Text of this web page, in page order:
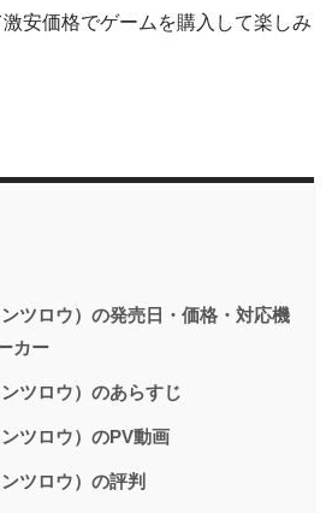
安価格でゲームを購入して楽しみ
ツロウ）の発売日・価格・対応機
カー
ツロウ）のあらすじ
ツロウ）のPV動画
ツロウ）の評判